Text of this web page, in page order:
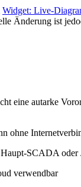
Widget: Live-
Änderung ist
eine autarke
ohne
SCADA
verwendbar